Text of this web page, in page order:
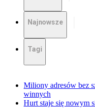
Najnowsze
Tagi
Miliony adresów bez
winnych
Hurt staje się nowym